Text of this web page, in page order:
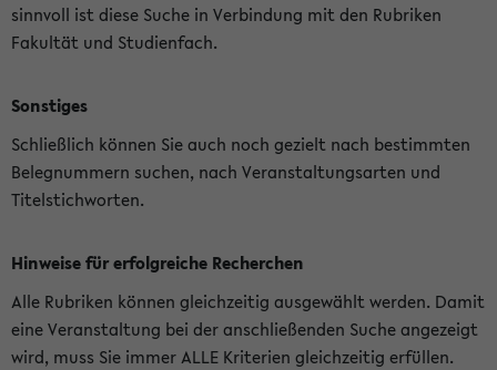
sinnvoll ist diese Suche in Verbindung mit den Rubriken
Fakultät und Studienfach.
Sonstiges
Schließlich können Sie auch noch gezielt nach bestimmten
Belegnummern suchen, nach Veranstaltungsarten und
Titelstichworten.
Hinweise für erfolgreiche Recherchen
Alle Rubriken können gleichzeitig ausgewählt werden. Damit
eine Veranstaltung bei der anschließenden Suche angezeigt
wird, muss Sie immer ALLE Kriterien gleichzeitig erfüllen.